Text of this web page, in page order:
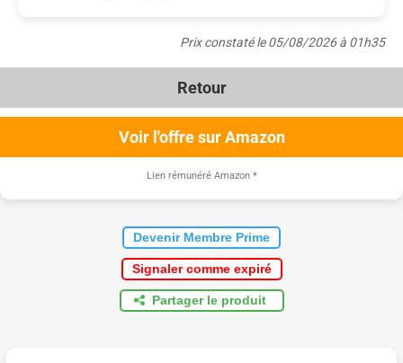
Prix constaté le 05/08/2026 à 01h35
Retour
Voir l'offre sur Amazon
Lien rémunéré Amazon *
Devenir Membre Prime
Signaler comme expiré
Partager le produit